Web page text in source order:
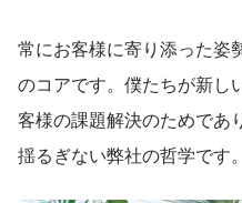
常にお客様に寄り添った姿
のコアです。僕たちが新し
客様の課題解決のためであ
揺るぎない弊社の哲学です。